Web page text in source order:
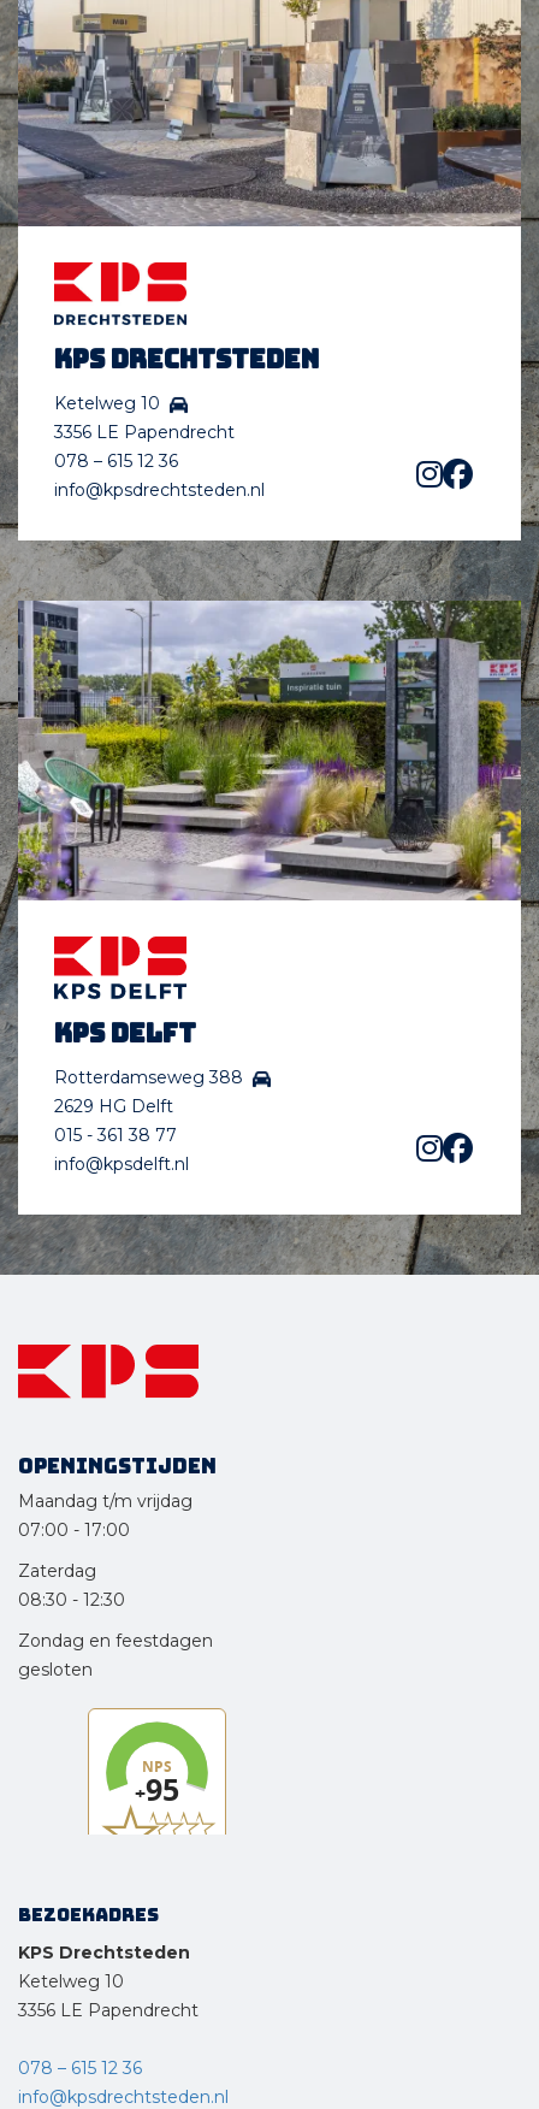
KPS Drechtsteden
Ketelweg 10
3356 LE Papendrecht
078 – 615 12 36
info@kpsdrechtsteden.nl
KPS Delft
Rotterdamseweg 388
2629 HG Delft
015 - 361 38 77
info@kpsdelft.nl
Openingstijden
Maandag t/m vrijdag
07:00 - 17:00
Zaterdag
08:30 - 12:30
Zondag en feestdagen
gesloten
Bezoekadres
KPS Drechtsteden
Ketelweg 10
3356 LE Papendrecht
078 – 615 12 36
info@kpsdrechtsteden.nl